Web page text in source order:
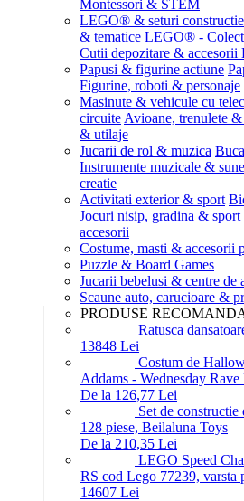
Montessori & STEM
LEGO® & seturi constructie
& tematice LEGO® -
Cutii depozitare &
Papusi & figurine actiune
Figurine, roboti & personaje
Masinute & vehicule cu
circuite Avioane, trenulete
& utilaje
Jucarii de rol & muzica
Instrumente muzicale &
creatie
Activitati exterior & sport
Jocuri nisip, gradina & sport
accesorii
Costume, masti & accesorii
Puzzle & Board Games
Jucarii bebelusi & centre de
Scaune auto, carucioare &
PRODUSE
Ratusca
13848 Lei
Costum de
Addams - Wednesday
De la 126,77 Lei
Set de
128 piese, Beilaluna Toys
De la 210,35 Lei
LEGO Speed
RS cod Lego 77239, varsta
14607 Lei